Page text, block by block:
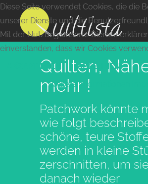
Quilten,
mehr !
Patchwork könnte
wie folgt
schöne, teure
werden in kleine
zerschnitten, um
danach wieder
Diese Seite verwendet Cookies, die die
unserer Dienste und die
Mit der Nutzung unserer Dienste
einverstanden, dass wir Cookies
AKZEPTIEREN
ABLEHNEN
Weitere Informationen